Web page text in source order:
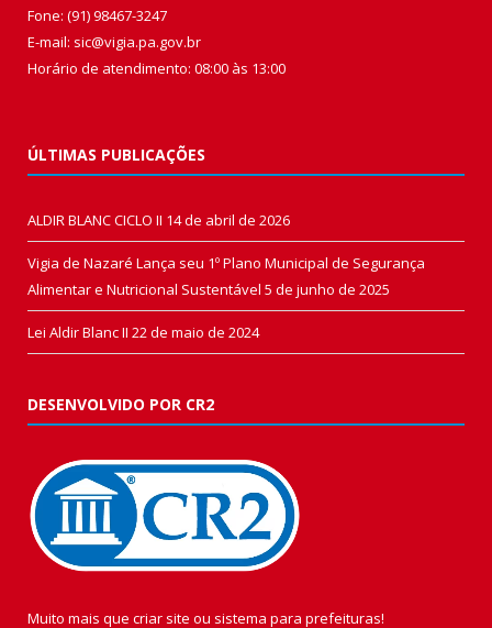
Fone: (91) 98467-3247
E-mail: sic@vigia.pa.gov.br
Horário de atendimento: 08:00 às 13:00
ÚLTIMAS PUBLICAÇÕES
ALDIR BLANC CICLO II 14 de abril de 2026
Vigia de Nazaré Lança seu 1º Plano Municipal de Segurança
Alimentar e Nutricional Sustentável 5 de junho de 2025
Lei Aldir Blanc II 22 de maio de 2024
DESENVOLVIDO POR CR2
Muito mais que criar site ou sistema para prefeituras!